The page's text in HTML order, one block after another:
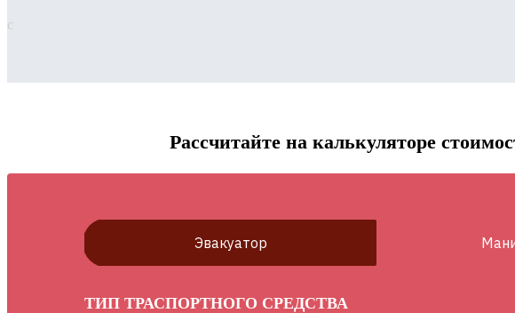
с
Рассчитайте на калькуляторе
Эвакуатор
ТИП ТРАСПОРТНОГО СРЕДСТВА